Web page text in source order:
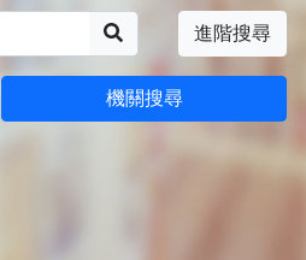
進階搜尋
機關搜尋